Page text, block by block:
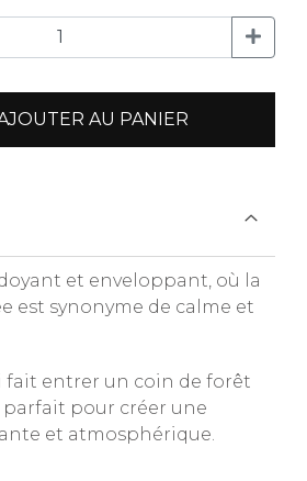
AU PANIER
et enveloppant, où la
est synonyme de calme et
fait entrer un coin de forêt
parfait pour créer une
et atmosphérique.